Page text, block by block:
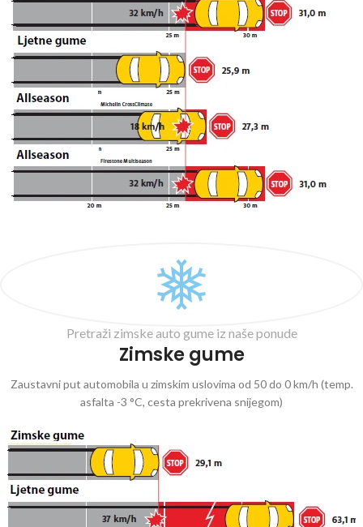
Pretraži zimske auto gume iz naše ponude
Zimske gume
Zaustavni put automobila u zimskim uslovima od 50 do 0 km/h (temp.
asfalta -3 °C, cesta prekrivena snijegom)